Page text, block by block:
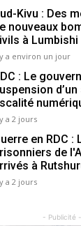
Kivu : Des
nouveaux
à Lumbishi
a environ un jour
: Le
a 2 jours
en RDC
de
à
a 2 jours
- Publicité -